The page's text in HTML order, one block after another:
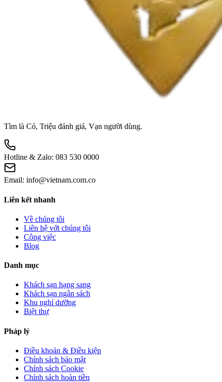
Tìm là Có, Triệu đánh giá, Vạn người dùng.
Hotline & Zalo: 083 530 0000
Email: info@vietnam.com.co
Liên kết nhanh
Về chúng tôi
Liên hệ với chúng tôi
Công việc
Blog
Danh mục
Khách sạn hạng sang
Khách sạn ngân sách
Khu nghỉ dưỡng
Biệt thự
Pháp lý
Điều khoản & Điều kiện
Chính sách bảo mật
Chính sách Cookie
Chính sách hoàn tiền